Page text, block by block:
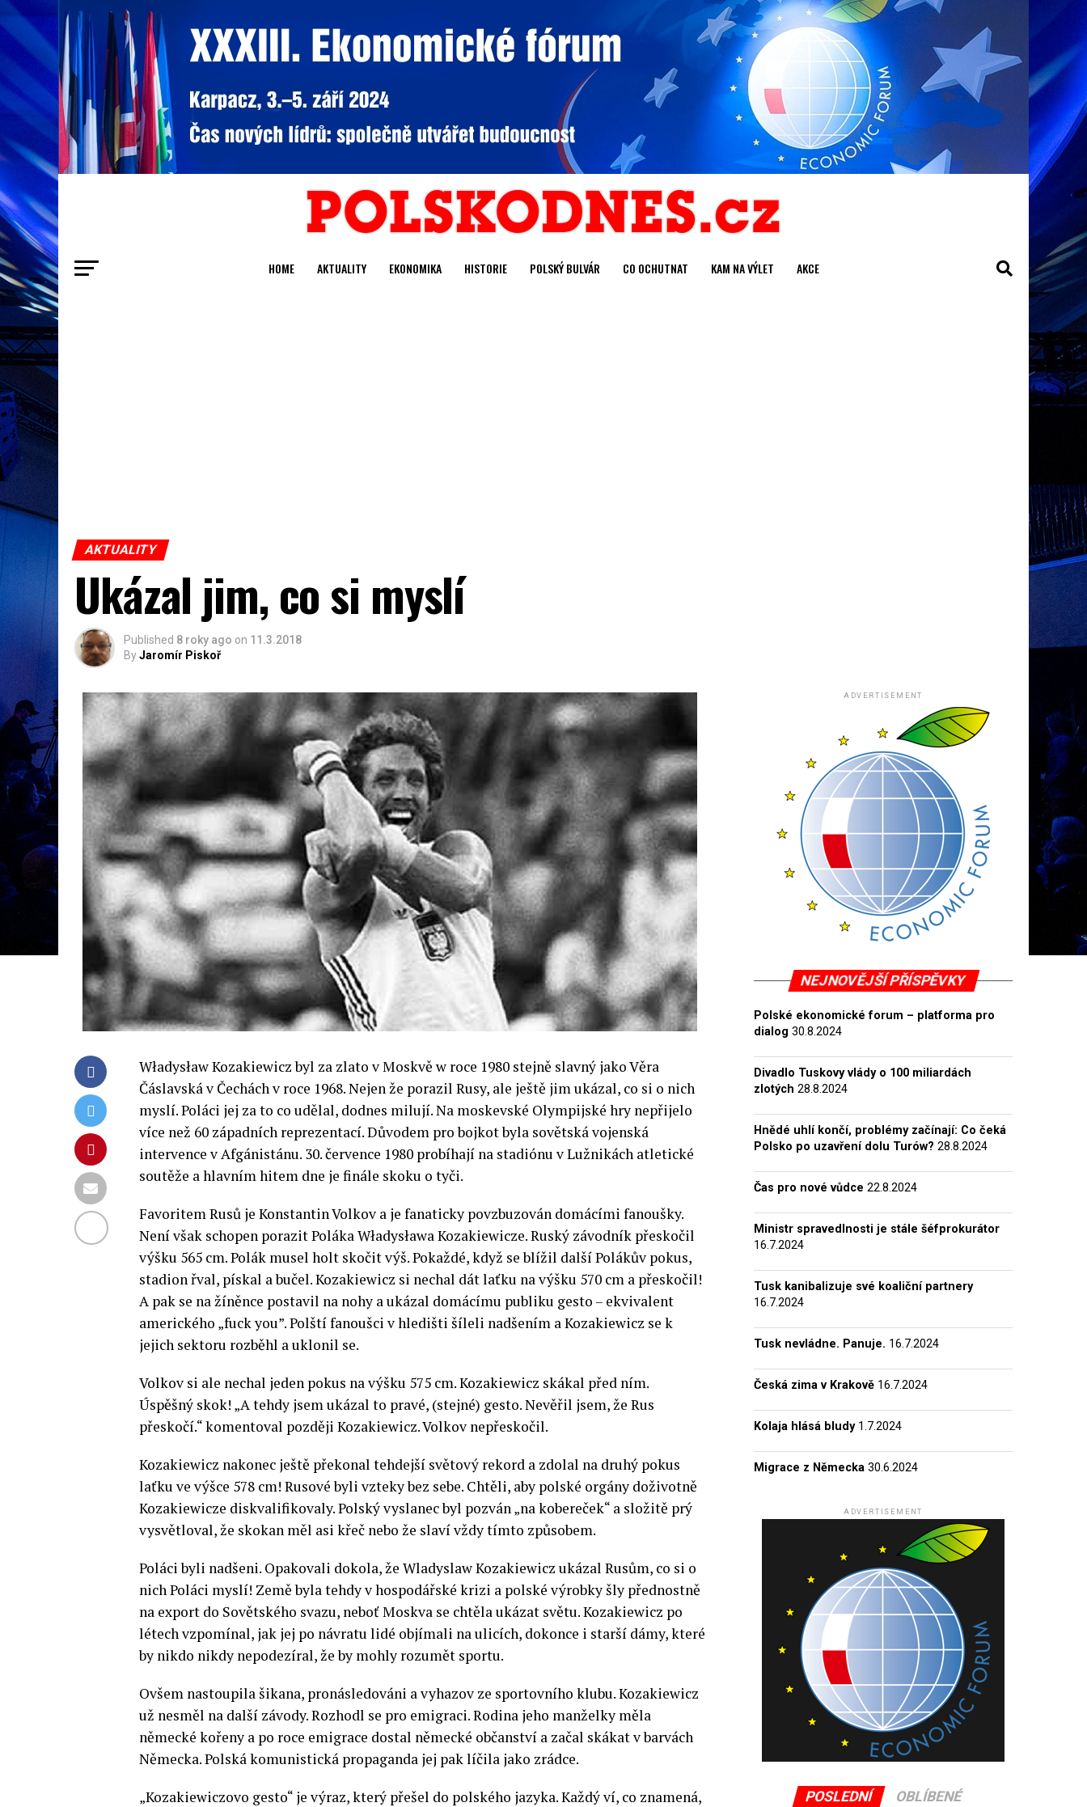
HOME AKTUALITY EKONOMIKA HISTORIE POLSKÝ BULVÁR CO OCHUTNAT KAM NA VÝLET AKCE
AKTUALITY
Ukázal jim, co si myslí
Published 8 roky ago on 11.3.2018
ByJaromír Piskoř
Władysław Kozakiewicz byl za zlato v Moskvě w roce 1980 stejně slavný jako Věra
Čáslavská v Čechách v roce 1968. Nejen že porazil Rusy, ale ještě jim ukázal, co si o nich
myslí. Poláci jej za to co udělal, dodnes milují. Na moskevské Olympijské hry nepřijelo
více než 60 západních reprezentací. Důvodem pro bojkot byla sovětská vojenská
intervence v Afgánistánu. 30. července 1980 probíhají na stadiónu v Lužnikách atletické
soutěže a hlavním hitem dne je finále skoku o tyči.
Favoritem Rusů je Konstantin Volkov a je fanaticky povzbuzován domácími fanoušky.
Není však schopen porazit Poláka Władysława Kozakiewicze. Ruský závodník přeskočil
výšku 565 cm. Polák musel holt skočit výš. Pokaždé, když se blížil další Polákův pokus,
stadion řval, pískal a bučel. Kozakiewicz si nechal dát laťku na výšku 570 cm a přeskočil!
A pak se na žíněnce postavil na nohy a ukázal domácímu publiku gesto – ekvivalent
amerického „fuck you”. Polští fanoušci v hledišti šíleli nadšením a Kozakiewicz se k
jejich sektoru rozběhl a uklonil se.
Volkov si ale nechal jeden pokus na výšku 575 cm. Kozakiewicz skákal před ním.
Úspěšný skok! „A tehdy jsem ukázal to pravé, (stejné) gesto. Nevěřil jsem, že Rus
přeskočí.“ komentoval později Kozakiewicz. Volkov nepřeskočil.
Kozakiewicz nakonec ještě překonal tehdejší světový rekord a zdolal na druhý pokus
laťku ve výšce 578 cm! Rusové byli vzteky bez sebe. Chtěli, aby polské orgány doživotně
Kozakiewicze diskvalifikovaly. Polský vyslanec byl pozván „na kobereček“ a složitě prý
vysvětloval, že skokan měl asi křeč nebo že slaví vždy tímto způsobem.
Poláci byli nadšeni. Opakovali dokola, že Wladyslaw Kozakiewicz ukázal Rusům, co si o
nich Poláci myslí! Země byla tehdy v hospodářské krizi a polské výrobky šly přednostně
na export do Sovětského svazu, neboť Moskva se chtěla ukázat světu. Kozakiewicz po
létech vzpomínal, jak jej po návratu lidé objímali na ulicích, dokonce i starší dámy, které
by nikdo nikdy nepodezíral, že by mohly rozumět sportu.
Ovšem nastoupila šikana, pronásledováni a vyhazov ze sportovního klubu. Kozakiewicz
už nesměl na další závody. Rozhodl se pro emigraci. Rodina jeho manželky měla
německé kořeny a po roce emigrace dostal německé občanství a začal skákat v barvách
Německa. Polská komunistická propaganda jej pak líčila jako zrádce.
„Kozakiewiczovo gesto“ je výraz, který přešel do polského jazyka. Každý ví, co znamená,
ADVERTISEMENT
NEJNOVĚJŠÍ PŘÍSPĚVKY
Polské ekonomické forum – platforma pro
dialog 30.8.2024
Divadlo Tuskovy vlády o 100 miliardách
zlotých 28.8.2024
Hnědé uhlí končí, problémy začínají: Co čeká
Polsko po uzavření dolu Turów? 28.8.2024
Čas pro nové vůdce 22.8.2024
Ministr spravedlnosti je stále šéfprokurátor
16.7.2024
Tusk kanibalizuje své koaliční partnery
16.7.2024
Tusk nevládne. Panuje. 16.7.2024
Česká zima v Krakově 16.7.2024
Kolaja hlásá bludy 1.7.2024
Migrace z Německa 30.6.2024
ADVERTISEMENT
POSLEDNÍ OBLÍBENÉ